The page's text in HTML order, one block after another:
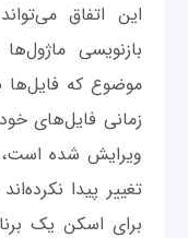
این اتفاق
بازنویسی
موضوع که فایل‌ها
زمانی فایل‌های
ویرایش شده است،
تغییر پیدا
برای اسکن یک